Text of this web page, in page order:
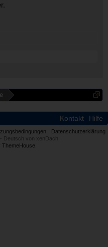
Kontakt Hilfe
Datenschutzerklärung
- Deutsch von xenDach
ThemeHouse.